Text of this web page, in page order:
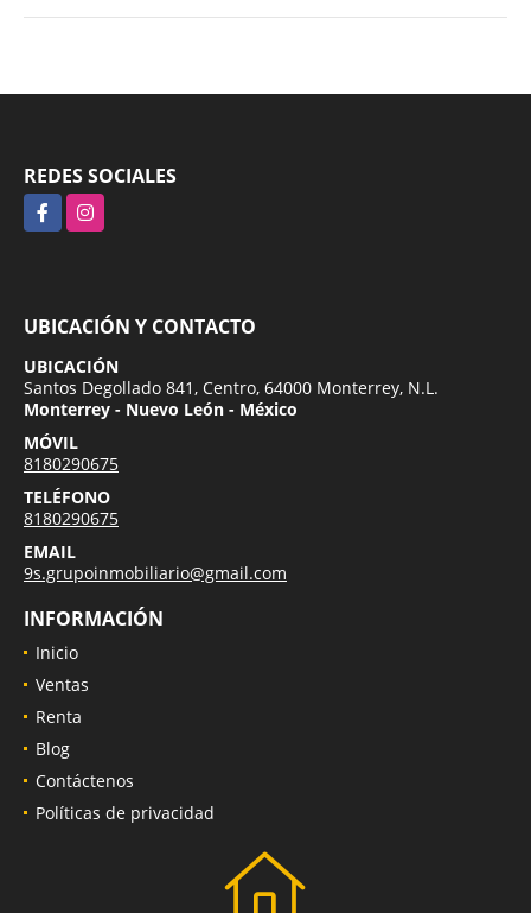
REDES SOCIALES
FacebookInstagram
UBICACIÓN Y CONTACTO
UBICACIÓN
Santos Degollado 841, Centro, 64000 Monterrey, N.L.
Monterrey - Nuevo León - México
MÓVIL
8180290675
TELÉFONO
8180290675
EMAIL
9s.grupoinmobiliario@gmail.com
INFORMACIÓN
Inicio
Ventas
Renta
Blog
Contáctenos
Políticas de privacidad